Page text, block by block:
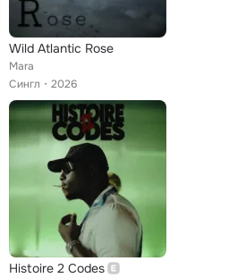
Wild Atlantic Rose
Mara
Сингл
2026
Histoire 2 Codes